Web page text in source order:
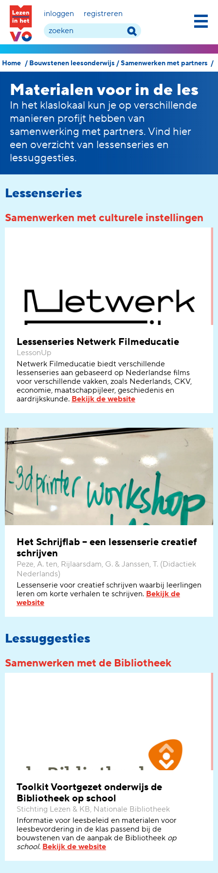
inloggen registreren
Home / Bouwstenen leesonderwijs /Samenwerken met partners /
Materialen voor in de les
In het klaslokaal kun je op verschillende
manieren profijt hebben van
samenwerking met partners. Vind hier
een overzicht van lessenseries en
lessuggesties.
Lessenseries
Samenwerken met culturele instellingen
Lessenseries Netwerk Filmeducatie
LessonUp
Netwerk Filmeducatie biedt verschillende
lessenseries aan gebaseerd op Nederlandse films
voor verschillende vakken, zoals Nederlands, CKV,
economie, maatschappijleer, geschiedenis en
aardrijkskunde. Bekijk de website
Het Schrijflab – een lessenserie creatief
schrijven
Peze, A. ten, Rijlaarsdam, G. & Janssen, T. (Didactiek
Nederlands)
Lessenserie voor creatief schrijven waarbij leerlingen
leren om korte verhalen te schrijven. Bekijk de
website
Lessuggesties
Samenwerken met de Bibliotheek
Toolkit Voortgezet onderwijs de
Bibliotheek op school
Stichting Lezen & KB, Nationale Bibliotheek
Informatie voor leesbeleid en materialen voor
leesbevordering in de klas passend bij de
bouwstenen van de aanpak de Bibliotheek op
school. Bekijk de website